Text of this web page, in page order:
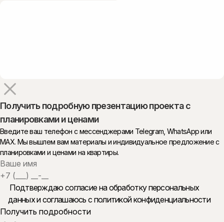
Получить подробную презентацию проекта с
планировками и ценами
Введите ваш телефон с мессенджерами Telegram, WhatsApp или
MAX. Мы вышлем вам материалы и индивидуальное предложение с
планировками и ценами на квартиры.
Подтверждаю согласие на обработку персональных
данных исоглашаюсь с политикой конфиденциальности